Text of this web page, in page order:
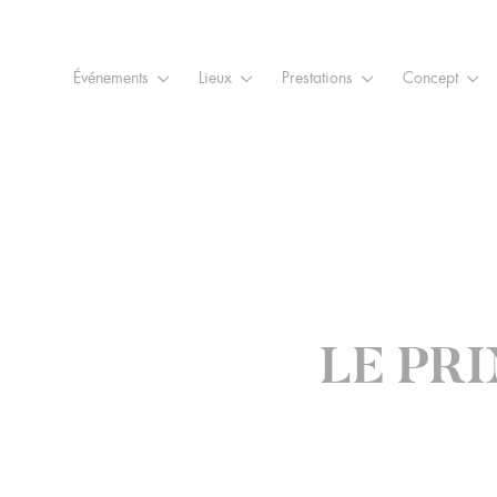
Événements Lieux Prestations Concept
LE